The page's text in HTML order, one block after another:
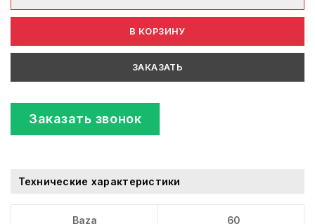
В КОРЗИНУ
ЗАКАЗАТЬ
Заказать звонок
Технические характеристики
Baza 60